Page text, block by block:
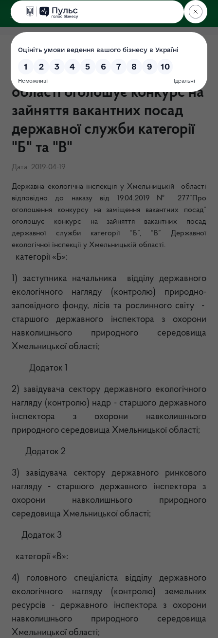
ДЕРЖЕКОІНСПЕКЦІЯ
у Хмельницькій області
Державна екологічна
інспекція у Хмельницькій
області оголошує конкурс на
зайняття вакантних посад
державної служби категорії
"Б" та "В"
Дата: 2019-04-19
Державна екологічна інспекція у Хмельницькій області
відповідно до наказу від 19.04.2019 № 277”Про
оголошення конкурсу на заміщення вакантних посад”
оголошує конкурс на зайняття вакантних посад
державної служби категорії “Б”, “В” Державної
екологічної інспекції у Хмельницькій області.
категорії «Б»:
1) заступника начальника відділу державного
екологічного нагляду (контролю) природно-
заповідного фонду, лісів та рослинного світу
-
старшого державного інспектора з охорони
навколишнього природного середовища
Хмельницької області;
Додаток 1
2) завідувача сектору державного екологічного
нагляду (контролю) надр - старшого державного
інспектора з охорони навколишнього
природного середовища Хмельницької області;
Додаток 2
3) завідувача сектору державного ринкового
нагляду - старшого державного інспектора з
охорони навколишнього природного
середовища Хмельницької області;
Додаток 3
категорії «В»:
4) головного спеціаліста відділу державного
екологічного нагляду (контролю) земельних
ресурсів - державного інспектора з охорони
навколишнього природного середовища
Хмельницької області;